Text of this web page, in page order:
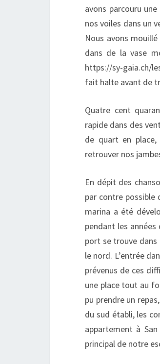
avons parcouru
nos voiles dans un
Nous avons
dans de la vase
https://sy-gaia.ch/
fait halte avant de
Quatre cent
rapide dans des
de quart en
retrouver nos
En dépit des
par contre possible
marina a été
pendant les
port se trouve
le nord. L’entrée
prévenus de ces
une place tout au
pu prendre un
du sud établi, les
appartement à
principal de notre